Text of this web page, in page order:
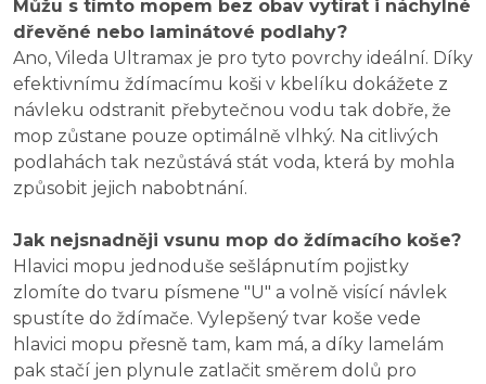
Můžu s tímto mopem bez obav vytírat i náchylné
dřevěné nebo laminátové podlahy?
Ano, Vileda Ultramax je pro tyto povrchy ideální. Díky
efektivnímu ždímacímu koši v kbelíku dokážete z
návleku odstranit přebytečnou vodu tak dobře, že
mop zůstane pouze optimálně vlhký. Na citlivých
podlahách tak nezůstává stát voda, která by mohla
způsobit jejich nabobtnání.
Jak nejsnadněji vsunu mop do ždímacího koše?
Hlavici mopu jednoduše sešlápnutím pojistky
zlomíte do tvaru písmene "U" a volně visící návlek
spustíte do ždímače. Vylepšený tvar koše vede
hlavici mopu přesně tam, kam má, a díky lamelám
pak stačí jen plynule zatlačit směrem dolů pro